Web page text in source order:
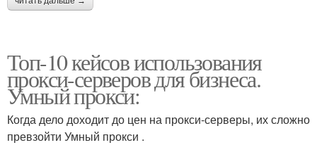
Топ-10 кейсов использования
прокси-серверов для бизнеса.
Умный прокси:
Когда дело доходит до цен на прокси-серверы, их сложно
превзойти Умный прокси .